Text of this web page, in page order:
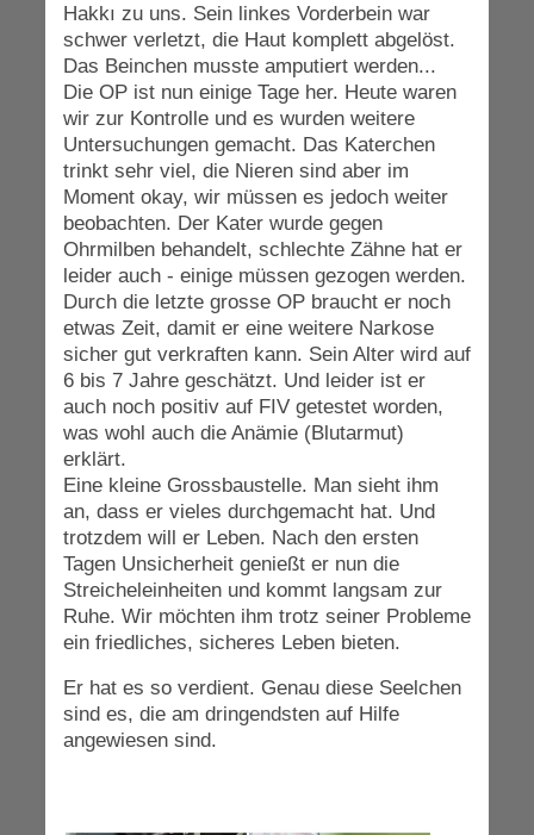
Hakkı zu uns. Sein linkes Vorderbein war
schwer verletzt, die Haut komplett abgelöst.
Das Beinchen musste amputiert werden...
Die OP ist nun einige Tage her. Heute waren
wir zur Kontrolle und es wurden weitere
Untersuchungen gemacht. Das Katerchen
trinkt sehr viel, die Nieren sind aber im
Moment okay, wir müssen es jedoch weiter
beobachten. Der Kater wurde gegen
Ohrmilben behandelt, schlechte Zähne hat er
leider auch - einige müssen gezogen werden.
Durch die letzte grosse OP braucht er noch
etwas Zeit, damit er eine weitere Narkose
sicher gut verkraften kann. Sein Alter wird auf
6 bis 7 Jahre geschätzt. Und leider ist er
auch noch positiv auf FIV getestet worden,
was wohl auch die Anämie (Blutarmut)
erklärt.
Eine kleine Grossbaustelle. Man sieht ihm
an, dass er vieles durchgemacht hat. Und
trotzdem will er Leben. Nach den ersten
Tagen Unsicherheit genießt er nun die
Streicheleinheiten und kommt langsam zur
Ruhe. Wir möchten ihm trotz seiner Probleme
ein friedliches, sicheres Leben bieten.
Er hat es so verdient. Genau diese Seelchen
sind es, die am dringendsten auf Hilfe
angewiesen sind.